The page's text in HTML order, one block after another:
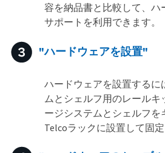
容を納品書と比較して、ハ
サポートを利用できます。
"ハードウェアを設置"
ハードウェアを設置するに
ムとシェルフ用のレール
ージシステムとシェルフを
Telcoラックに設置して固定